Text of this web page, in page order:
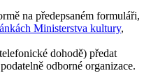
na předepsaném formuláři,
Ministerstva kultury,
dohodě) předat
odborné organizace.